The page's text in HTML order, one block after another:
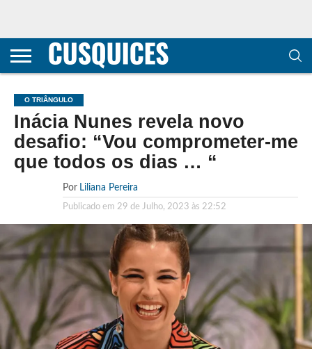
CONTACTOS
HOME
POLÍTICA DE
E COOKIES
SOBRE
TERMOS E
TRANSPARÊNCIA
METODOLOGIA
O TRIÂNGULO
Inácia Nunes revela novo
desafio: “Vou comprometer-me
que todos os dias … “
Por Liliana Pereira
Publicado em 29 de Julho, 2023 às 22:52